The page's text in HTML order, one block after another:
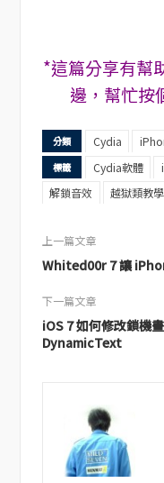
*這篇分享有幫
邊，幫忙按
分類 Cydia
標籤 Cydia軟體
解鎖音效
越獄類教學
上一篇文章
Whited00r 7 讓
下一篇文章
iOS 7 如何修改鎖機
DynamicText